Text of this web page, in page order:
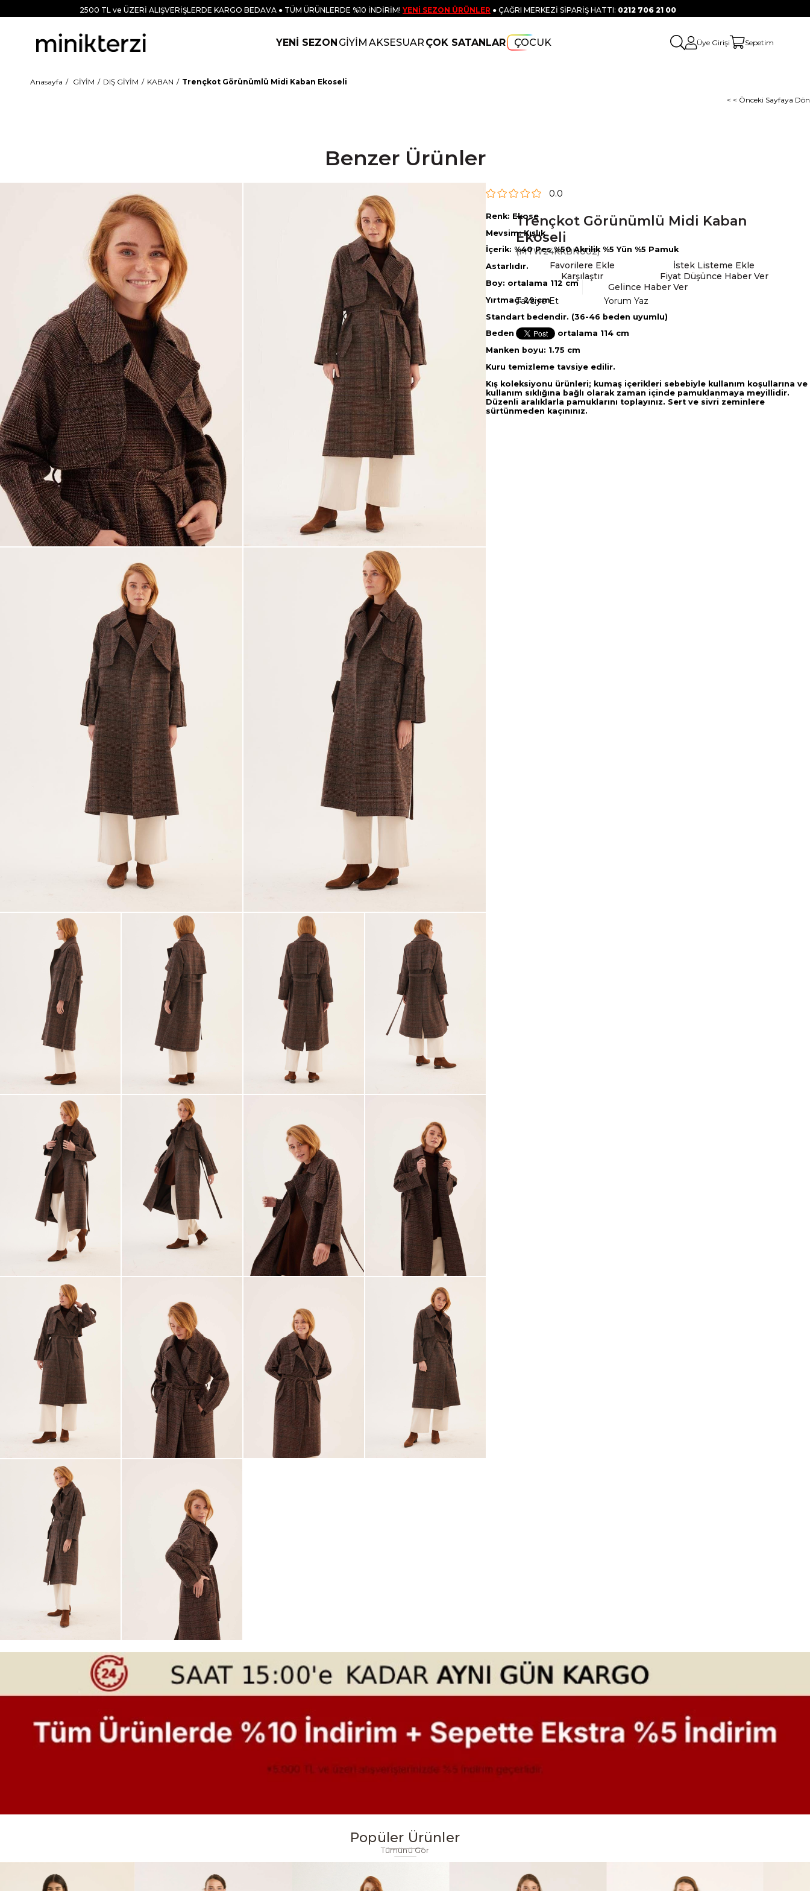
2500 TL ve ÜZERİ ALIŞVERİŞLERDE KARGO BEDAVA ● TÜM ÜRÜNLERDE %10 İNDİRİM! YENİ SEZON ÜRÜNLER ● ÇAĞRI MERKEZİ SİPARİŞ HATTI: 0212 706 21 00
YENİ SEZON GİYİM AKSESUAR ÇOK SATANLAR ÇOCUK Üye Girişi Sepetim
Anasayfa GİYİM DIŞ GİYİM KABAN
Trençkot Görünümlü Midi Kaban Ekoseli
< < Önceki Sayfaya Dön
Benzer Ürünler
Trençkot Görünümlü Midi Kaban
Ekoseli
(MTW24KKBN002)
0.0
Renk: Ekose
Mevsim: Kışlık
İçerik: %40 Pes %50 Akrilik %5 Yün %5 Pamuk
Astarlıdır.
Boy: ortalama 112 cm
Yırtmaç: 29 cm
Standart bedendir. (36-46 beden uyumlu)
Beden genişliği: ortalama 114 cm
Manken boyu: 1.75 cm
Kuru temizleme tavsiye edilir.
Kış koleksiyonu ürünleri; kumaş içerikleri sebebiyle kullanım koşullarına ve
kullanım sıklığına bağlı olarak zaman içinde pamuklanmaya meyillidir.
Düzenli aralıklarla pamuklarını toplayınız. Sert ve sivri zeminlere
sürtünmeden kaçınınız.
Favorilere Ekle
İstek Listeme Ekle
Karşılaştır
Fiyat Düşünce Haber Ver
Gelince Haber Ver
Tavsiye Et
Yorum Yaz
Popüler Ürünler
Tümünü Gör